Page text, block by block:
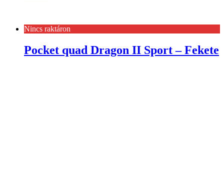
Nincs raktáron
Pocket quad Dragon II Sport – Fekete